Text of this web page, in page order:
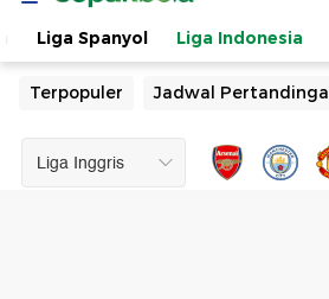
Liga Spanyol Liga Indonesia
Terpopuler Jadwal